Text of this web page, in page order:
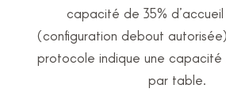
capacité de 35%
(configuration debout
protocole indique une capacité
par table.